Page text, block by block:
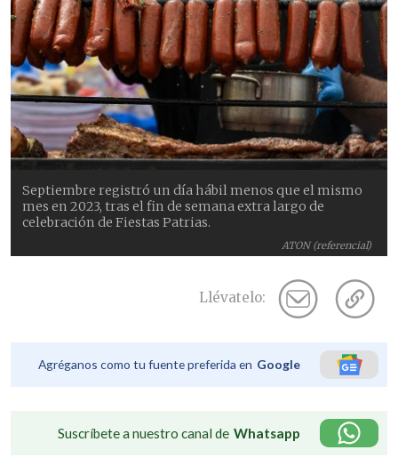
ATON (referencial)
Septiembre registró un día hábil menos que el mismo
mes en 2023, tras el fin de semana extra largo de
celebración de Fiestas Patrias.
Llévatelo:
Agréganos como tu fuente preferida en Google
Suscríbete a nuestro canal de Whatsapp